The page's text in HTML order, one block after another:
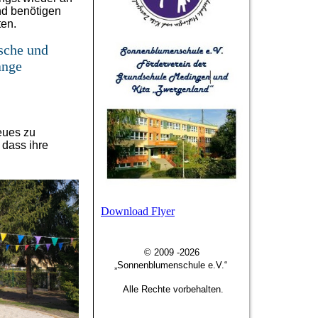
benötigen
und
zu
ihre
Download Flyer
© 2009 -2026
„Sonnenblumenschule e.V.“
Alle Rechte vorbehalten.